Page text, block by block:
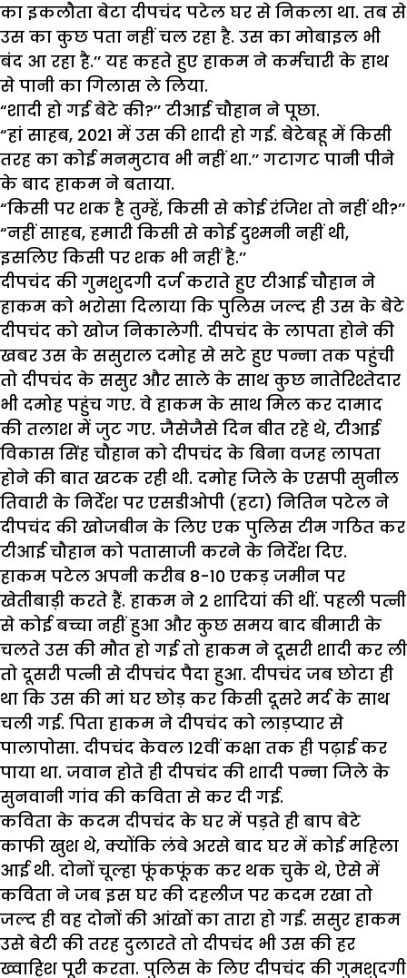
का इकलौता बेटा दीपचंद पटेल घर से निकला था. तब से
उस का कुछ पता नहीं चल रहा है. उस का मोबाइल भी
बंद आ रहा है.’’ यह कहते हुए हाकम ने कर्मचारी के हाथ
से पानी का गिलास ले लिया.
“शादी हो गई बेटे की?’’ टीआई चौहान ने पूछा.
“हां साहब, 2021 में उस की शादी हो गई. बेटेबहू में किसी
तरह का कोई मनमुटाव भी नहीं था.’’ गटागट पानी पीने
के बाद हाकम ने बताया.
“किसी पर शक है तुम्हें, किसी से कोई रंजिश तो नहीं थी?’’
“नहीं साहब, हमारी किसी से कोई दुश्मनी नहीं थी,
इसलिए किसी पर शक भी नहीं है.’’
दीपचंद की गुमशुदगी दर्ज कराते हुए टीआई चौहान ने
हाकम को भरोसा दिलाया कि पुलिस जल्द ही उस के बेटे
दीपचंद को खोज निकालेगी. दीपचंद के लापता होने की
खबर उस के ससुराल दमोह से सटे हुए पन्ना तक पहुंची
तो दीपचंद के ससुर और साले के साथ कुछ नातेरिश्तेदार
भी दमोह पहुंच गए. वे हाकम के साथ मिल कर दामाद
की तलाश में जुट गए. जैसेजैसे दिन बीत रहे थे, टीआई
विकास सिंह चौहान को दीपचंद के बिना वजह लापता
होने की बात खटक रही थी. दमोह जिले के एसपी सुनील
तिवारी के निर्देश पर एसडीओपी (हटा) नितिन पटेल ने
दीपचंद की खोजबीन के लिए एक पुलिस टीम गठित कर
टीआई चौहान को पतासाजी करने के निर्देश दिए.
हाकम पटेल अपनी करीब 8-10 एकड़ जमीन पर
खेतीबाड़ी करते हैं. हाकम ने 2 शादियां की थीं. पहली पत्नी
से कोई बच्चा नहीं हुआ और कुछ समय बाद बीमारी के
चलते उस की मौत हो गई तो हाकम ने दूसरी शादी कर ली
तो दूसरी पत्नी से दीपचंद पैदा हुआ. दीपचंद जब छोटा ही
था कि उस की मां घर छोड़ कर किसी दूसरे मर्द के साथ
चली गई. पिता हाकम ने दीपचंद को लाड़प्यार से
पालापोसा. दीपचंद केवल 12वीं कक्षा तक ही पढ़ाई कर
पाया था. जवान होते ही दीपचंद की शादी पन्ना जिले के
सुनवानी गांव की कविता से कर दी गई.
कविता के कदम दीपचंद के घर में पड़ते ही बाप बेटे
काफी खुश थे, क्योंकि लंबे अरसे बाद घर में कोई महिला
आई थी. दोनों चूल्हा फूंकफूंक कर थक चुके थे, ऐसे में
कविता ने जब इस घर की दहलीज पर कदम रखा तो
जल्द ही वह दोनों की आंखों का तारा हो गई. ससुर हाकम
उसे बेटी की तरह दुलारते तो दीपचंद भी उस की हर
ख्वाहिश पूरी करता. पुलिस के लिए दीपचंद की गुमशुदगी